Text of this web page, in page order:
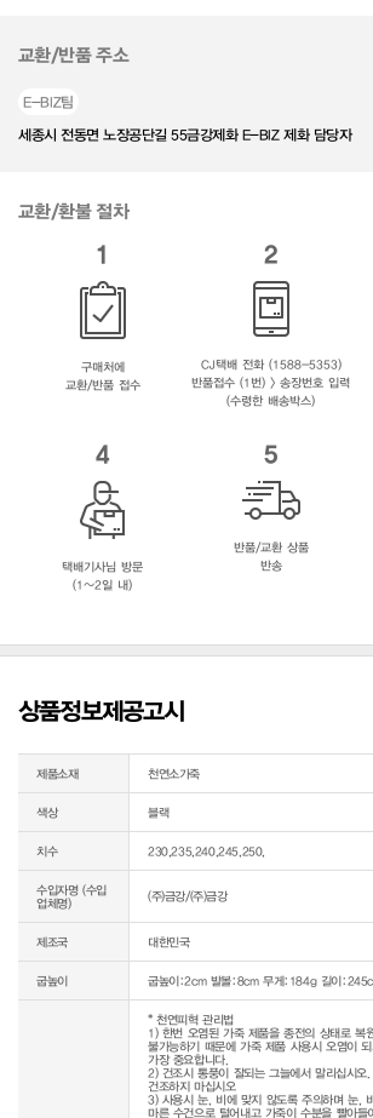
교환/반품 주소
E-BIZ팀
세종시 전동면 노장공단길 55금강제화 E-BIZ 제화 담당자
교환/환불 절차
1
구매처에
교환/반품 접수
2
CJ택배 전화 (1588-5353)
반품접수 (1번) > 송장번호 입력
(수령한 배송박스)
4
택배기사님 방문
(1~2일 내)
5
반품/교환 상품
반송
상품정보제공고시
제품소재 천연소가죽
색상 블랙
치수 230,235,240,245,250,
수입자명 (수입
업체명)
(주)금강/(주)금강
제조국 대한민국
굽높이 굽높이:2cm 발볼:8cm 무게:184g 길이
* 천연피혁 관리법
1) 한번 오염된 가죽 제품을 종전의 상태로 복
불가능하기 때문에 가죽 제품 사용시 오염이
가장 중요합니다.
2) 건조시 통풍이 잘되는 그늘에서 말리십시오
건조하지 마십시오
3) 사용시 눈, 비에 맞지 않도록 주의하며 눈,
마른 수건으로 털어내고 가죽이 수분을 빨아들